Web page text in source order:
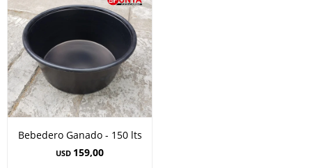
Bebedero Ganado - 150 lts
USD 159,00